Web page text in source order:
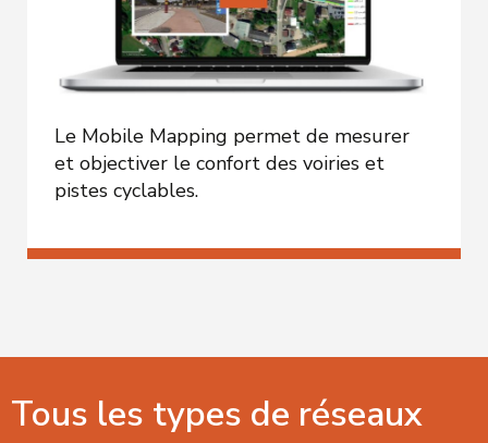
Le Mobile Mapping permet de mesurer
et objectiver le confort des voiries et
pistes cyclables.
Tous les types de réseaux